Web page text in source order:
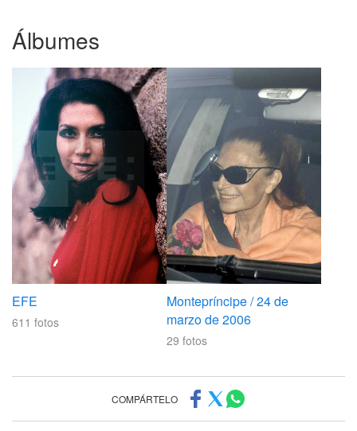
Álbumes
EFE
611 fotos
Montepríncipe / 24 de
marzo de 2006
29 fotos
COMPÁRTELO